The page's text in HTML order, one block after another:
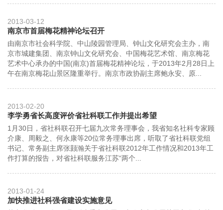
2013-03-12
南京市首届梅花精神论坛召开
由南京市社会科学院、中山陵园管理局、钟山文化研究会主办，南
京市城建集团、南京钟山文化研究会、中国梅花艺术馆、南京梅花
艺术中心承办的中国(南京)首届梅花精神论坛，于2013年2月28日上
午在南京梅花山景区隆重举行。南京市政协副主席鲍永安、原...
2013-02-20
李学勇省长高度评价省社科联工作并提出希望
1月30日，省社科联召开七届九次常务理事会，我省知名社科专家顾
介康、周毅之、何永康等20位常务理事出席，听取了省社科联党组
书记、常务副主席张颢瀚关于省社科联2012年工作情况和2013年工
作打算的报告，对省社科联服务江苏“两个...
2013-01-24
加快推进社科强省建设实施意见